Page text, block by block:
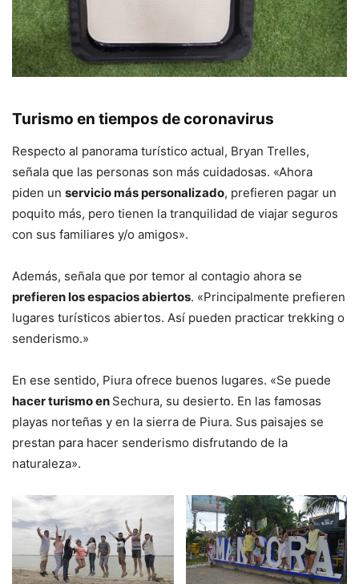
Turismo en tiempos de coronavirus
Respecto al panorama turístico actual, Bryan Trelles,
señala que las personas son más cuidadosas. «Ahora
piden un servicio más personalizado, prefieren pagar un
poquito más, pero tienen la tranquilidad de viajar seguros
con sus familiares y/o amigos».
Además, señala que por temor al contagio ahora se
prefieren los espacios abiertos. «Principalmente prefieren
lugares turísticos abiertos. Así pueden practicar trekking o
senderismo.»
En ese sentido, Piura ofrece buenos lugares. «Se puede
hacer turismo en Sechura, su desierto. En las famosas
playas norteñas y en la sierra de Piura. Sus paisajes se
prestan para hacer senderismo disfrutando de la
naturaleza».